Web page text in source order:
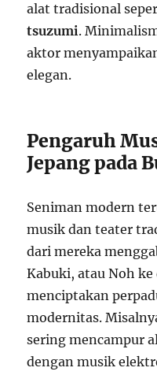
alat tradisional
tsuzumi.
aktor
elegan.
Pengaruh
Jepang pada
Seniman modern
musik dan teater
dari mereka
Kabuki, atau Noh
menciptakan
modernitas.
sering mencampur
dengan musik